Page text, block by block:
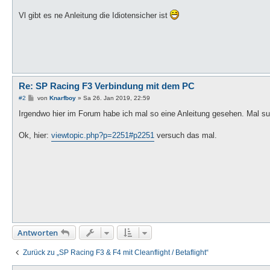
Vl gibt es ne Anleitung die Idiotensicher ist
Re: SP Racing F3 Verbindung mit dem PC
#2
B
i
a
von Knarfboy» Sa 26. Jan 2019, 22:59
Irgendwo hier im Forum habe ich mal so eine Anleitung gesehen. Mal
Ok, hier: viewtopic.php?p=2251#p2251 versuch das mal.
Antworten
Zurück zu „SP Racing F3 & F4 mit Cleanflight / Betaflight“